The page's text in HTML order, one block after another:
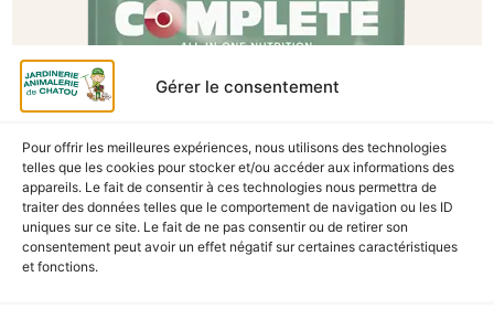
Gérer le consentement
Pour offrir les meilleures expériences, nous utilisons des technologies
telles que les cookies pour stocker et/ou accéder aux informations des
appareils. Le fait de consentir à ces technologies nous permettra de
traiter des données telles que le comportement de navigation ou les ID
uniques sur ce site. Le fait de ne pas consentir ou de retirer son
consentement peut avoir un effet négatif sur certaines caractéristiques
et fonctions.
A Catégoriser
CUNI COMPLETE 500G
En stock